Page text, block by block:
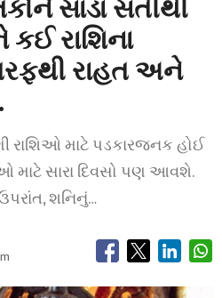
સાડા સતીથી
રાશિના
રાહત અને
રાશિઓ માટે પડકારજનક હોઈ
માટે સારા દિવસો પણ આવશે.
શનિનું…